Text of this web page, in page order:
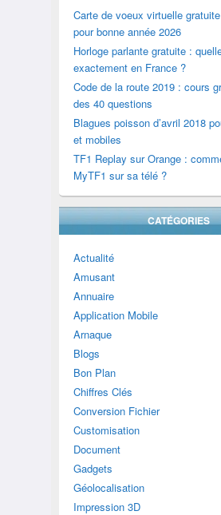
Carte de voeux virtuelle
pour bonne année 2026
Horloge parlante gratuite :
exactement en France ?
Code de la route 2019 : cours
des 40 questions
Blagues poisson d’avril 2018
et mobiles
TF1 Replay sur Orange :
MyTF1 sur sa télé ?
CATÉGORIES
Actualité
Amusant
Annuaire
Application Mobile
Arnaque
Blogs
Bon Plan
Chiffres Clés
Conversion Fichier
Customisation
Document
Gadgets
Géolocalisation
Impression 3D